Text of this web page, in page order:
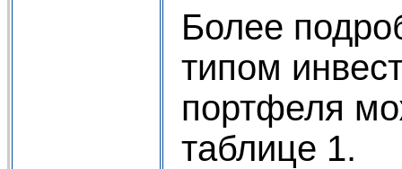
Более
типом
портфеля
таблице 1.